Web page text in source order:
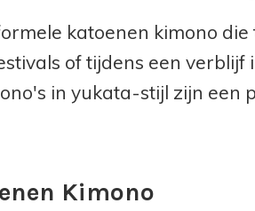
katoenen kimono
of tijdens een
in yukata-stijl zijn een
Kimono